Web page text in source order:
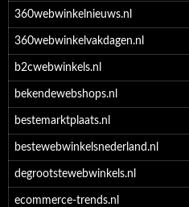
360webwinkelnieuws.nl
360webwinkelvakdagen.nl
b2cwebwinkels.nl
bekendewebshops.nl
bestemarktplaats.nl
bestewebwinkelsnederland.nl
degrootstewebwinkels.nl
ecommerce-trends.nl